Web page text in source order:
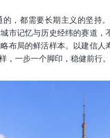
，都需要长期主义的坚持
市记忆与历史经纬的赛道
布局的鲜活样本。以建信
，一步一个脚印，稳健前行。